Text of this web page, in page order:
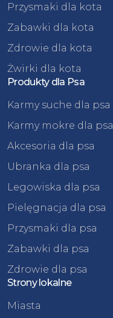
Przysmaki dla kota
Zabawki dla kota
Zdrowie dla kota
Żwirki dla kota
Produkty dla Psa
Karmy suche dla psa
Karmy mokre dla psa
Akcesoria dla psa
Ubranka dla psa
Legowiska dla psa
Pielęgnacja dla psa
Przysmaki dla psa
Zabawki dla psa
Zdrowie dla psa
Strony lokalne
Miasta